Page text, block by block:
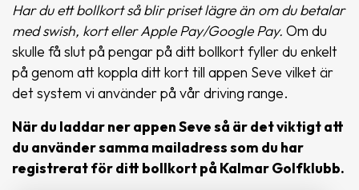
Har du ett bollkort så blir priset lägre än om du betalar
med swish, kort eller Apple Pay/Google Pay. Om du
skulle få slut på pengar på ditt bollkort fyller du enkelt
på genom att koppla ditt kort till appen Seve vilket är
det system vi använder på vår driving range.
När du laddar ner appen Seve så är det viktigt att
du använder samma mailadress som du har
registrerat för ditt bollkort på Kalmar Golfklubb.